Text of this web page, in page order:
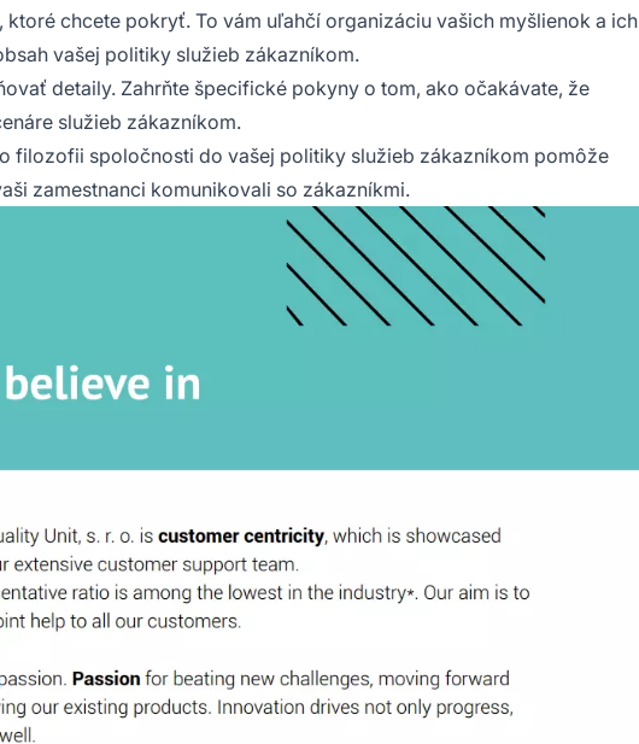
chcete pokryť. To vám uľahčí organizáciu vašich myšlienok a ich
vašej politiky služieb zákazníkom.
detaily. Zahrňte špecifické pokyny o tom, ako očakávate, že
služieb zákazníkom.
filozofii spoločnosti do vašej politiky služieb zákazníkom pomôže
zamestnanci komunikovali so zákazníkmi.